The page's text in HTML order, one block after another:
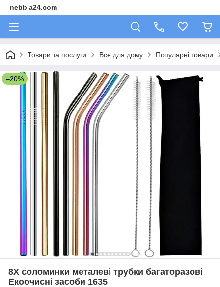
nebbia24.com
Товари та послуги Все для дому Популярні товари
–20%
8X соломинки металеві трубки багаторазові
Екоочисні засоби 1635